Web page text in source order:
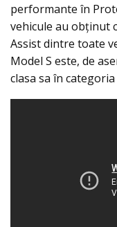
performante în
vehicule au obținut
Assist dintre toate
Model S este, de
clasa sa în